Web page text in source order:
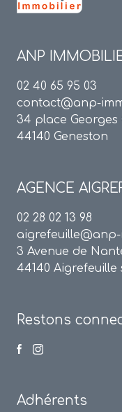
ANP
02 40 65 95 03
contact@anp-
34 place Georges
44140 Geneston
AGENCE
02 28 02 13 98
3 Avenue de
44140 Aigrefeuille
Restons
Adhérents